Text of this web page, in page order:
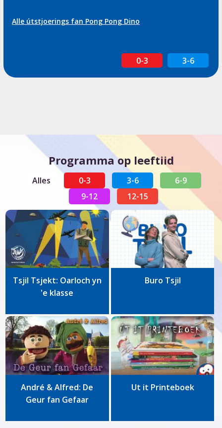
Alle útstjoerings fan Pong Pong Dino
0-3 3-6
Programma op leeftiid
Alles 0-3 3-6
6-9
9-12
12-15
Tsjil Tsjekt: Oarloch yn
'e klasse
Buro Tsjil
André & Alfred: De
Geur fan Gefaar
Ut it Printeboek